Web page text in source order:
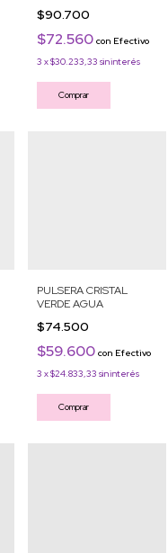
$90.700
$72.560 con Efectivo
3 x$30.233,33 sin interés
Comprar
PULSERA CRISTAL
VERDE AGUA
$74.500
$59.600 con Efectivo
3 x$24.833,33 sin interés
Comprar